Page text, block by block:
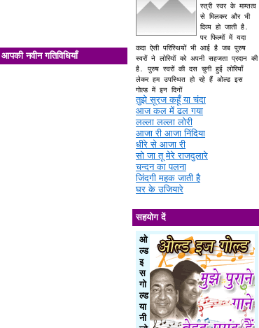
आपकी नवीन गतिविधियाँ
स्त्री स्वर के माम्तत्व
से मिलकर और भी
दिव्य हो जाती है.
पर फिल्मों में यदा
कदा ऐसी परिस्थियों भी आई है जब पुरुष
स्वरों ने लोरियों को अपनी सहजता प्रदान की
है. पुरुष स्वरों की दस चुनी हुई लोरियाँ
लेकर हम उपस्थित हो रहे हैं ओल्ड इस
गोल्ड में इन दिनों
तुझे सूरज कहूँ या चंदा
आज कल में ढल गया
लल्ला लल्ला लोरी
आजा री आजा निंदिया
धीरे से आजा री
सो जा तू मेरे राजदुलारे
चन्दन का पलना
जिंदगी महक जाती है
घर के उजियारे
सहयोग दें
ओ
ल्ड
इ
स
गो
ल्ड
या
नी